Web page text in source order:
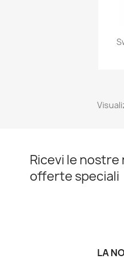
Ricevi le nostre
offerte speciali
LA